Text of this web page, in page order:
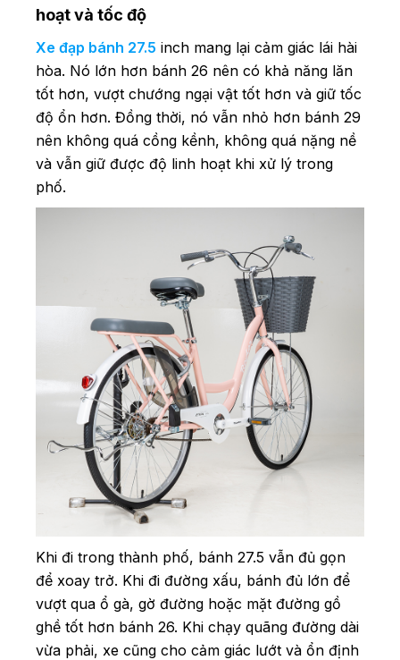
hoạt và tốc độ
Xe đạp bánh 27.5 inch mang lại cảm giác lái hài
hòa. Nó lớn hơn bánh 26 nên có khả năng lăn
tốt hơn, vượt chướng ngại vật tốt hơn và giữ tốc
độ ổn hơn. Đồng thời, nó vẫn nhỏ hơn bánh 29
nên không quá cồng kềnh, không quá nặng nề
và vẫn giữ được độ linh hoạt khi xử lý trong
phố.
Khi đi trong thành phố, bánh 27.5 vẫn đủ gọn
để xoay trở. Khi đi đường xấu, bánh đủ lớn để
vượt qua ổ gà, gờ đường hoặc mặt đường gồ
ghề tốt hơn bánh 26. Khi chạy quãng đường dài
vừa phải, xe cũng cho cảm giác lướt và ổn định